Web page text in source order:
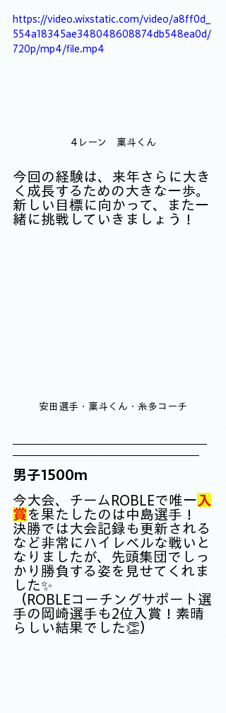
https://video.wixstatic.com/video/a8ff0d_
554a18345ae348048608874db548ea0d/
720p/mp4/file.mp4
4レーン　稟斗くん
今回の経験は、来年さらに大き
く成長するための大きな一歩。
新しい目標に向かって、また一
緒に挑戦していきましょう！
安田選手・稟斗くん・糸多コーチ
男子1500m
今大会、チームROBLEで唯一 入
賞 を果たしたのは中島選手！
決勝では大会記録も更新される
など非常にハイレベルな戦いと
なりましたが、先頭集団でしっ
かり勝負する姿を見せてくれま
した✨
（ROBLEコーチングサポート選
手の岡崎選手も2位入賞！素晴
らしい結果でした👏）